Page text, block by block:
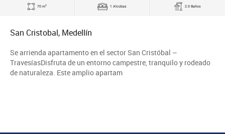
70 m2 1 Alcobas 2.0 Baños
San Cristobal, Medellín
Se arrienda apartamento en el sector San Cristóbal –
TravesíasDisfruta de un entorno campestre, tranquilo y rodeado
de naturaleza. Este amplio apartam